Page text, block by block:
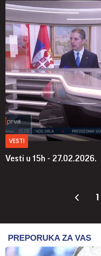
VESTI
Vesti u 15h - 27.02.2026.
1